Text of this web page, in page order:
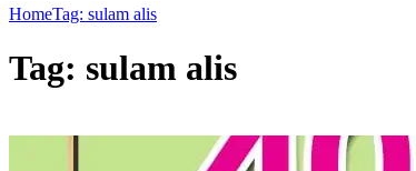
HomeTag: sulam alis
Tag: sulam alis